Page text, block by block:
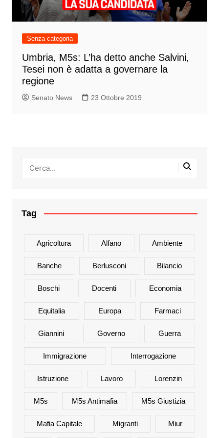
Senza categoria
Umbria, M5s: L’ha detto anche Salvini,
Tesei non è adatta a governare la
regione
Senato News 23 Ottobre 2019
Tag
Agricoltura Alfano Ambiente
Banche Berlusconi Bilancio
Boschi Docenti Economia
Equitalia Europa Farmaci
Giannini Governo Guerra
Immigrazione Interrogazione
Istruzione Lavoro Lorenzin
M5s M5s Antimafia M5s Giustizia
Mafia Capitale Migranti Miur